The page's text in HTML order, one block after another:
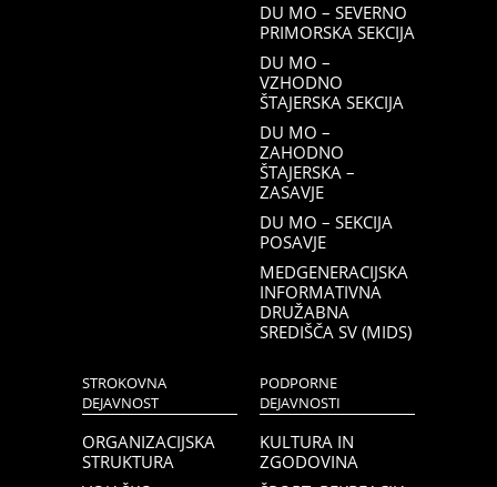
DU MO – SEVERNO
PRIMORSKA SEKCIJA
DU MO –
VZHODNO
ŠTAJERSKA SEKCIJA
DU MO –
ZAHODNO
ŠTAJERSKA –
ZASAVJE
DU MO – SEKCIJA
POSAVJE
MEDGENERACIJSKA
INFORMATIVNA
DRUŽABNA
SREDIŠČA SV (MIDS)
STROKOVNA
DEJAVNOST
ORGANIZACIJSKA
STRUKTURA
PODPORNE
DEJAVNOSTI
KULTURA IN
ZGODOVINA